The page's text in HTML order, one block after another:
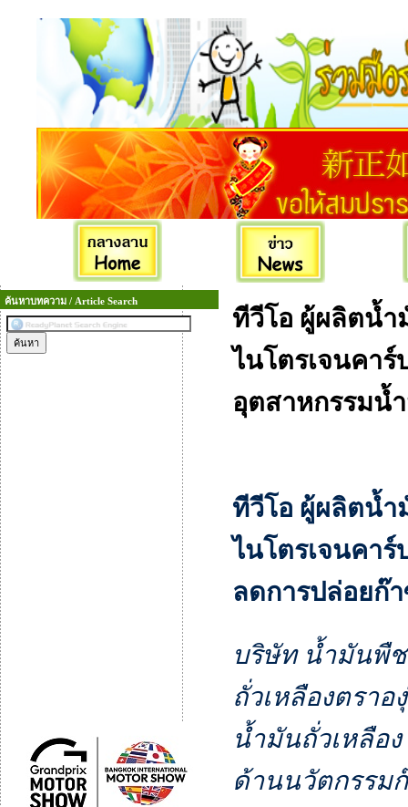
ค้นหาบทความ / Article Search
ทีวีโอ ผู้ผลิตน้ำ
ไนโตรเจนคา
อุตสาหกรรมน้
ทีวีโอ ผู้ผลิตน้ำ
ไนโตรเจนคา
ลดการปล่อยก๊
บริษัท น้ำมันพื
ถั่วเหลืองตรา
น้ำมันถั่วเหลือ
ด้านนวัตกรรม